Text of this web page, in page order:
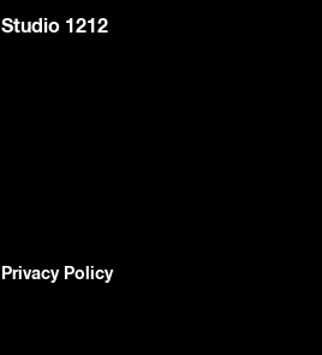
Studio 1212
Privacy Policy